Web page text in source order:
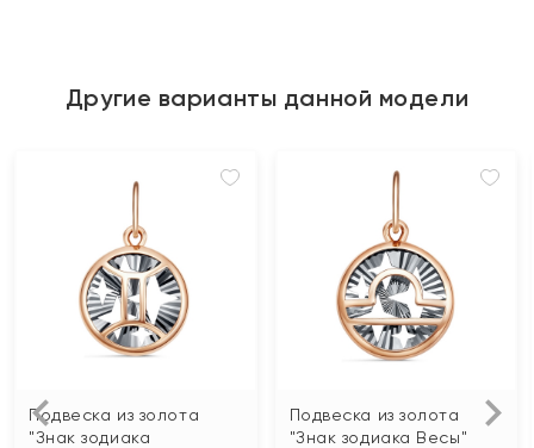
Другие варианты данной модели
Подвеска из золота
"Знак зодиака
Подвеска из золота
"Знак зодиака Весы"